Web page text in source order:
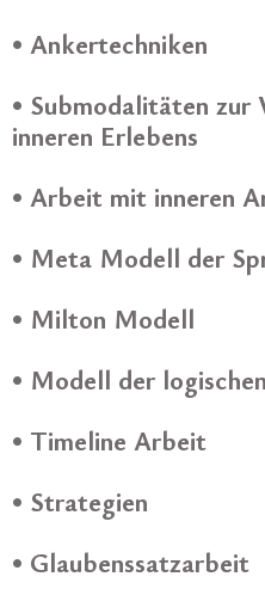
• Ankertechniken
• Submodalitäten zur
inneren Erlebens
• Arbeit mit inneren
• Meta Modell der
• Milton Modell
• Modell der
• Timeline Arbeit
• Strategien
• Glaubenssatzarbeit